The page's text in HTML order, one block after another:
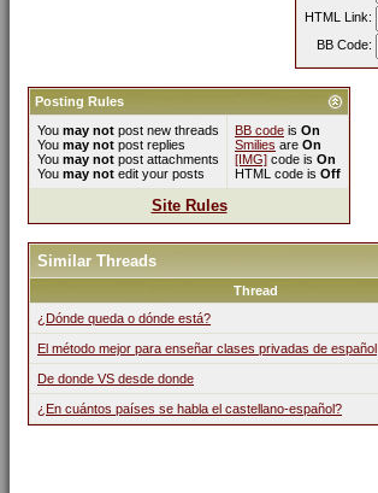
HTML Link:
BB Code:
Posting Rules
You may not post new threads
You may not post replies
You may not post attachments
You may not edit your posts
BB code is On
Smilies are On
[IMG] code is On
HTML code is Off
Site Rules
Similar Threads
Thread
¿Dónde queda o dónde está?
El método mejor para enseñar clases privadas de español
De donde VS desde donde
¿En cuántos países se habla el castellano-español?